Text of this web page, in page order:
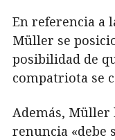
En referencia a
Müller se
posibilidad de
compatriota se
Además, Müller
renuncia «debe